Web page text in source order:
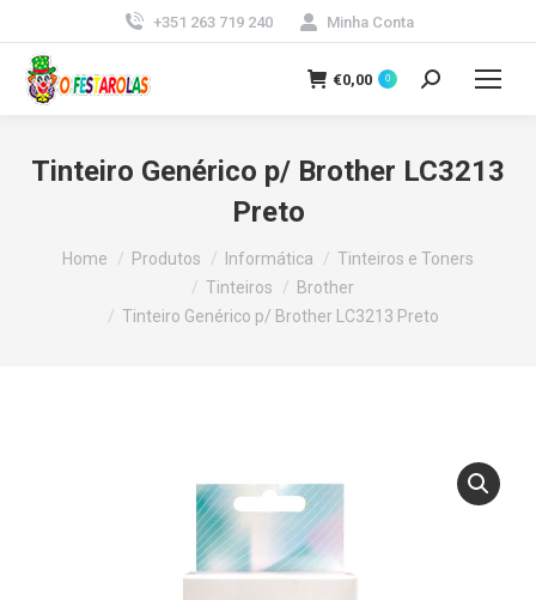
+351 263 719 240 Minha Conta
€0,00 0 Search:
Tinteiro Genérico p/ Brother LC3213
Preto
You are here:
Home Produtos Informática
Tinteiros e Toners
Tinteiros
Brother
Tinteiro Genérico p/ Brother LC3213 Preto